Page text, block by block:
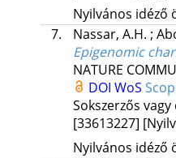
Nyilvános idéző
7.
Nassar, A.H. ;
Epigenomic
NATURE
DOI WoS
Sokszerzős
[33613227]
Nyilvános idéző